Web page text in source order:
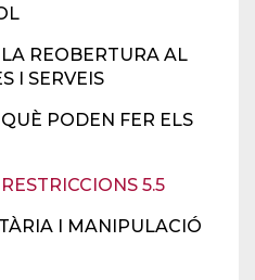
REOBERTURA AL
I SERVEIS
PODEN FER ELS
5.5
I MANIPULACIÓ